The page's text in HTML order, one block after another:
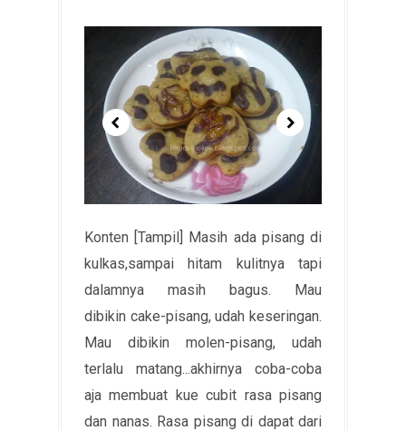
Konten [Tampil] Masih ada pisang di
kulkas,sampai hitam kulitnya tapi
dalamnya masih bagus. Mau
dibikin cake-pisang, udah keseringan.
Mau dibikin molen-pisang, udah
terlalu matang...akhirnya coba-coba
aja membuat kue cubit rasa pisang
dan nanas. Rasa pisang di dapat dari